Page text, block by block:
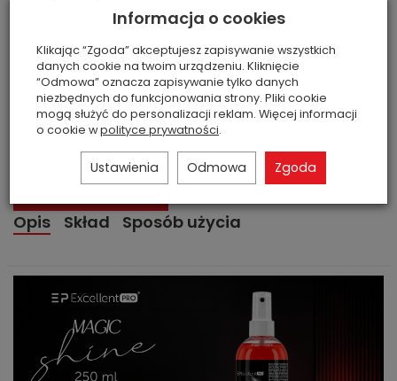
*Sugerowana cena detaliczna brutto: 40,00 PLN
Opis Skład Sposób użycia
Informacja o cookies
Klikając “Zgoda” akceptujesz zapisywanie wszystkich
danych cookie na twoim urządzeniu. Kliknięcie
“Odmowa” oznacza zapisywanie tylko danych
niezbędnych do funkcjonowania strony. Pliki cookie
mogą służyć do personalizacji reklam. Więcej informacji
o cookie wpolityce prywatności.
Ustawienia Odmowa Zgoda